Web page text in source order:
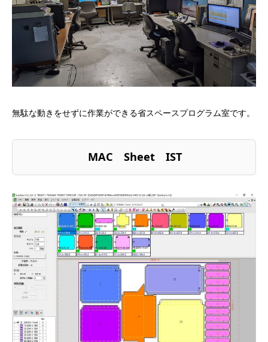
無駄な動きをせずに作業ができる省スペースプログラム室です。
MAC Sheet IST